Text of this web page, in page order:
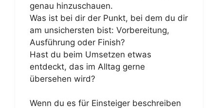
genau hinzuschauen.
Was ist bei dir der Punkt, bei dem du dir
am unsichersten bist: Vorbereitung,
Ausführung oder Finish?
Hast du beim Umsetzen etwas
entdeckt, das im Alltag gerne
übersehen wird?
Wenn du es für Einsteiger beschreiben